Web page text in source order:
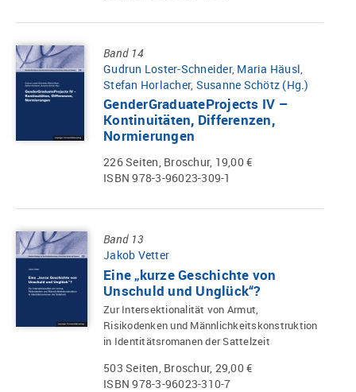
Band 14
Gudrun Loster-Schneider, Maria Häusl,
Stefan Horlacher, Susanne Schötz (Hg.)
GenderGraduateProjects IV –
Kontinuitäten, Differenzen,
Normierungen
226 Seiten, Broschur, 19,00 €
ISBN 978-3-96023-309-1
Band 13
Jakob Vetter
Eine „kurze Geschichte von
Unschuld und Unglück“?
Zur Intersektionalität von Armut,
Risikodenken und Männlichkeitskonstruktion
in Identitätsromanen der Sattelzeit
503 Seiten, Broschur, 29,00 €
ISBN 978-3-96023-310-7